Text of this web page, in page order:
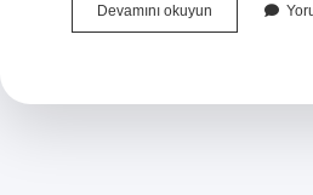
Devamını okuyunAkrilik
Sert